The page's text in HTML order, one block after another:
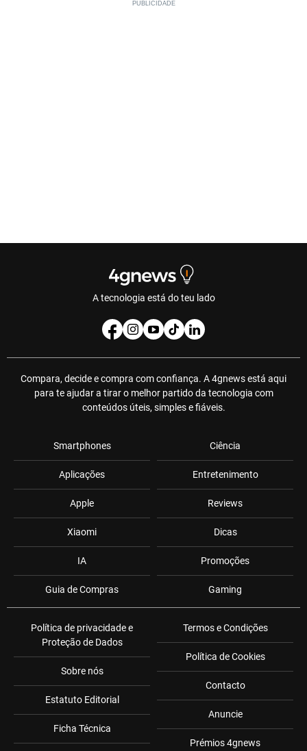
A tecnologia está do teu lado
Compara, decide e compra com confiança. A 4gnews está aqui
para te ajudar a tirar o melhor partido da tecnologia com
conteúdos úteis, simples e fiáveis.
Smartphones
Aplicações
Apple
Xiaomi
IA
Guia de Compras
Ciência
Entretenimento
Reviews
Dicas
Promoções
Gaming
Política de privacidade e
Proteção de Dados
Sobre nós
Estatuto Editorial
Ficha Técnica
Termos e Condições
Política de Cookies
Contacto
Anuncie
Prémios 4gnews